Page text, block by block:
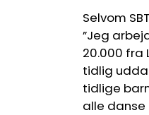
Selvom
”Jeg
20.000 fra
tidlig
tidlige
alle danse